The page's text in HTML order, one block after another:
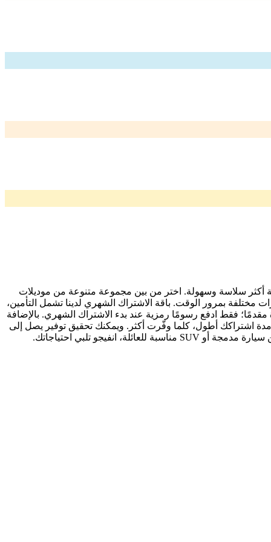
أكثر سلاسة وسهولة. اختر من بين مجموعة متنوعة من موديلات
مختلفة بمرور الوقت. باقة الاشتراك الشهري لدينا تشمل التأمين،
فقط ادفع رسومًا رمزية عند بدء الاشتراك الشهري. بالإضافة
اشتراكك أطول، كلما وفّرت أكثر. ويمكنك تحقيق توفير يصل إلى